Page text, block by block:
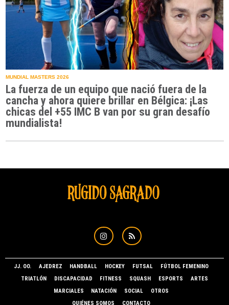
MUNDIAL MASTERS 2026
La fuerza de un equipo que nació fuera de la
cancha y ahora quiere brillar en Bélgica: ¡Las
chicas del +55 IMC B van por su gran desafío
mundialista!
JJ. OO. AJEDREZ HANDBALL HOCKEY FUTSAL
FÚTBOL FEMENINO
TRIATLÓN
DISCAPACIDAD FITNESS SQUASH ESPORTS
ARTES
MARCIALES
NATACIÓN SOCIAL
OTROS
QUIÉNES SOMOS
CONTACTO